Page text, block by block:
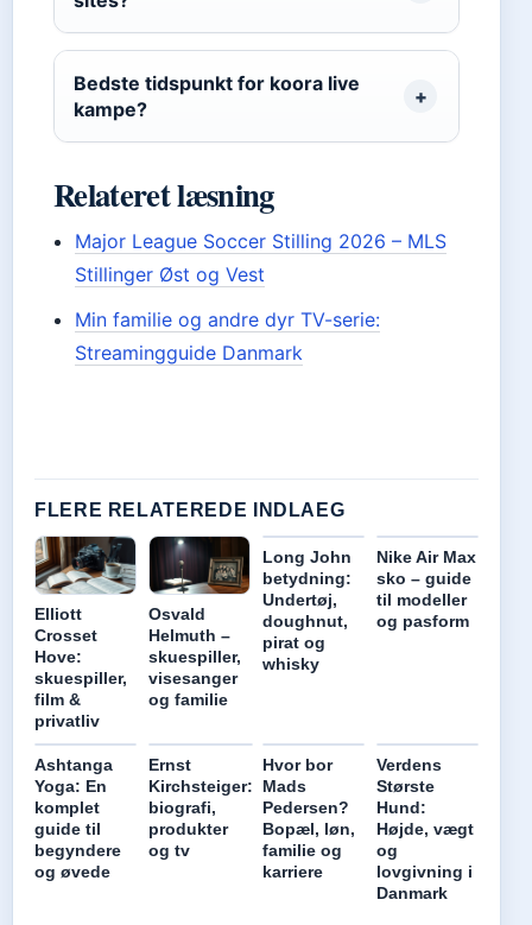
Bedste tidspunkt for koora live
kampe?
Relateret læsning
Major League Soccer Stilling 2026 – MLS
Stillinger Øst og Vest
Min familie og andre dyr TV-serie:
Streamingguide Danmark
FLERE RELATEREDE INDLAEG
Elliott
Crosset
Hove:
skuespiller,
film &
privatliv
Osvald
Helmuth –
skuespiller,
visesanger
og familie
Long John
betydning:
Undertøj,
doughnut,
pirat og
whisky
Nike Air Max
sko – guide
til modeller
og pasform
Ashtanga
Yoga: En
komplet
guide til
begyndere
og øvede
Ernst
Kirchsteiger:
biografi,
produkter
og tv
Hvor bor
Mads
Pedersen?
Bopæl, løn,
familie og
karriere
Verdens
Største
Hund:
Højde, vægt
og
lovgivning i
Danmark